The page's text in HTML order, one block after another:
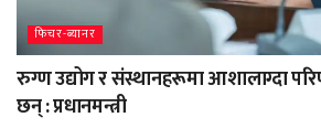
फिचर-ब्यानर
रुग्ण उद्योग र संस्थानहरूमा आशालाग्दा
छन् : प्रधानमन्त्री